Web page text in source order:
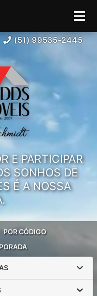
(51) 99535-2445
E PARTICIPAR
SONHOS DE
É A NOSSA
POR CÓDIGO